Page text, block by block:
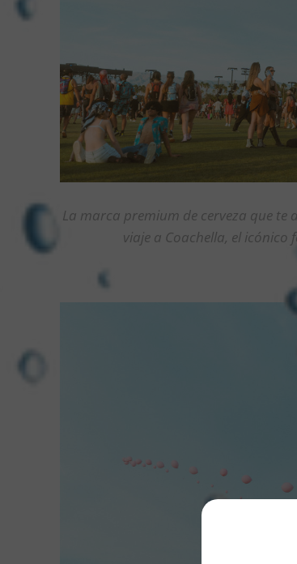
La marca premium de cerveza que
viaje a Coachella, el icónico